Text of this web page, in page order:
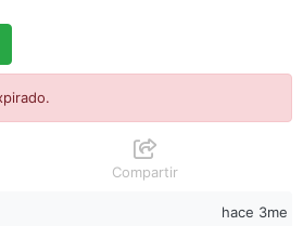
Compartir
hace 3me